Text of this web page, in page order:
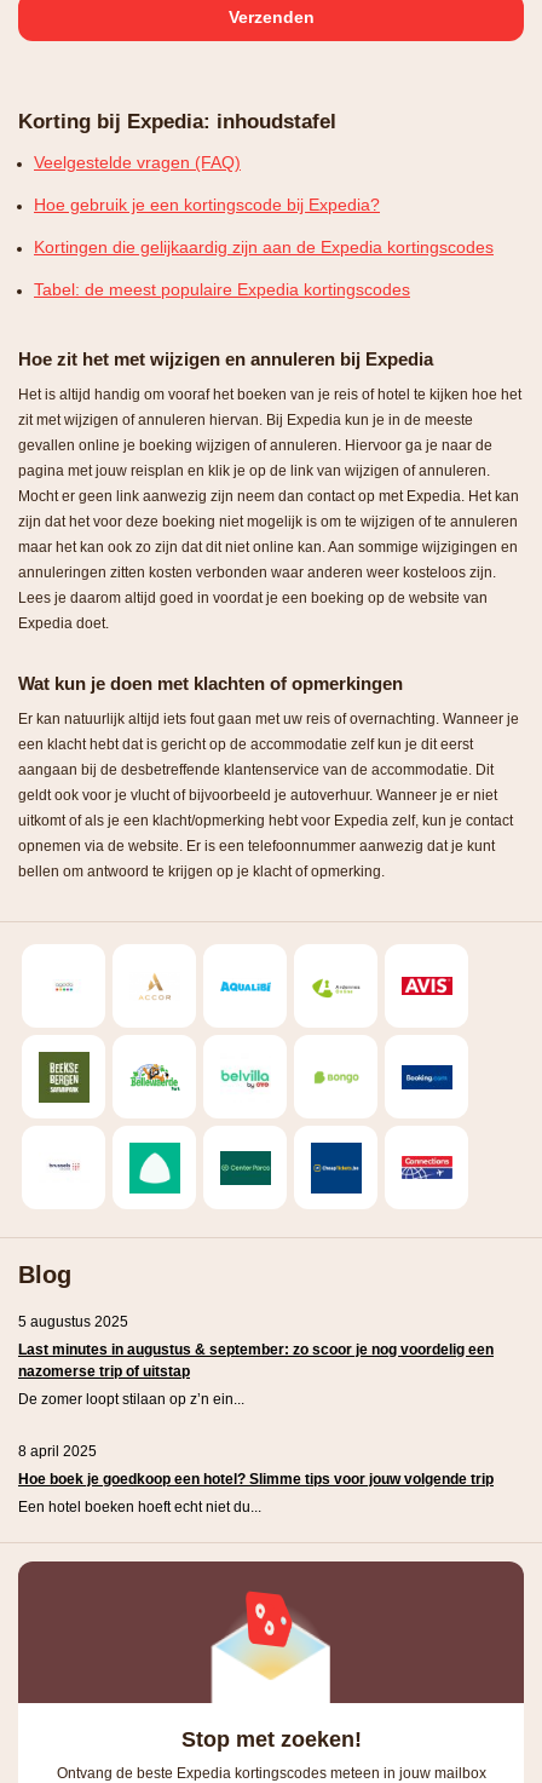
Korting bij Expedia: inhoudstafel
Veelgestelde vragen (FAQ)
Hoe gebruik je een kortingscode bij Expedia?
Kortingen die gelijkaardig zijn aan de Expedia kortingscodes
Tabel: de meest populaire Expedia kortingscodes
Hoe zit het met wijzigen en annuleren bij Expedia
Het is altijd handig om vooraf het boeken van je reis of hotel te kijken hoe het
zit met wijzigen of annuleren hiervan. Bij Expedia kun je in de meeste
gevallen online je boeking wijzigen of annuleren. Hiervoor ga je naar de
pagina met jouw reisplan en klik je op de link van wijzigen of annuleren.
Mocht er geen link aanwezig zijn neem dan contact op met Expedia. Het kan
zijn dat het voor deze boeking niet mogelijk is om te wijzigen of te annuleren
maar het kan ook zo zijn dat dit niet online kan. Aan sommige wijzigingen en
annuleringen zitten kosten verbonden waar anderen weer kosteloos zijn.
Lees je daarom altijd goed in voordat je een boeking op de website van
Expedia doet.
Wat kun je doen met klachten of opmerkingen
Er kan natuurlijk altijd iets fout gaan met uw reis of overnachting. Wanneer je
een klacht hebt dat is gericht op de accommodatie zelf kun je dit eerst
aangaan bij de desbetreffende klantenservice van de accommodatie. Dit
geldt ook voor je vlucht of bijvoorbeeld je autoverhuur. Wanneer je er niet
uitkomt of als je een klacht/opmerking hebt voor Expedia zelf, kun je contact
opnemen via de website. Er is een telefoonnummer aanwezig dat je kunt
bellen om antwoord te krijgen op je klacht of opmerking.
Blog
5 augustus 2025
Last minutes in augustus & september: zo scoor je nog voordelig een
nazomerse trip of uitstap
De zomer loopt stilaan op z’n ein...
8 april 2025
Hoe boek je goedkoop een hotel? Slimme tips voor jouw volgende trip
Een hotel boeken hoeft echt niet du...
Stop met zoeken!
Ontvang de beste Expedia kortingscodes meteen in jouw mailbox